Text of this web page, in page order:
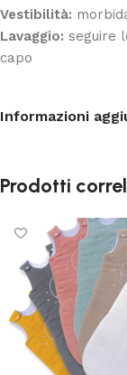
Vestibilità:
Lavaggio: seguire
capo
Informazioni
Prodotti